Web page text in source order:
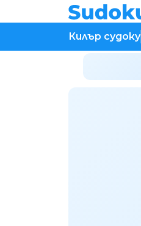
Килър судоку